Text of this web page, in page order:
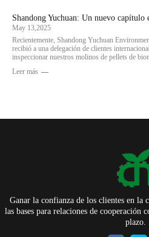
May 13,2025
Recientemente, Shandong Yuchuan
recibió a una delegación de clientes
inspeccionar nuestros molinos de pellets de
Leer más
Ganar la confianza de los clientes en la
las bases para relaciones de cooperación
plazo.